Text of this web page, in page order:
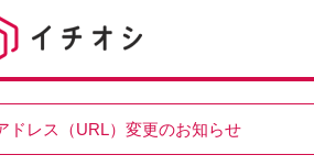
ドレス（URL）変更のお知らせ